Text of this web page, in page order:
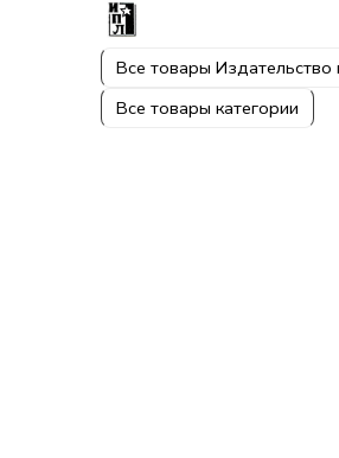
Все товары Издательство
Все товары категории